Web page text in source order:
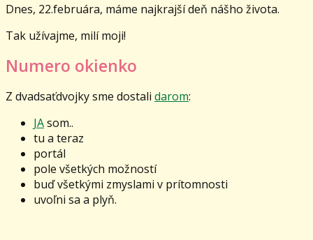
Dnes, 22.februára, máme najkrajší deň nášho života.
Tak užívajme, milí moji!
Numero okienko
Z dvadsaťdvojky sme dostali darom:
JAsom..
tu a teraz
portál
pole všetkých možností
buď všetkými zmyslami v prítomnosti
uvoľni sa a plyň.